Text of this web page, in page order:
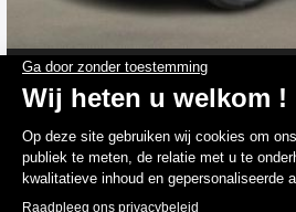
MERCEDES-BENZ C-Klasse
C 180 d Estate
2019 96 770 km Diesel 139 g/km
19 890 € TTC